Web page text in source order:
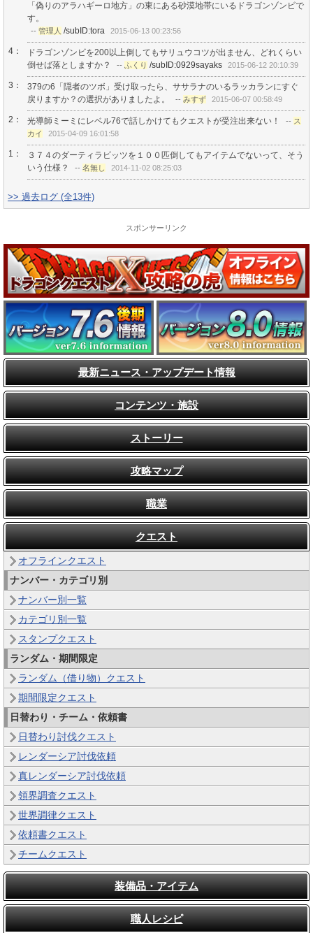
「偽りのアラハギーロ地方」の東にある砂漠地帯にいるドラゴンゾンビで
す。
-- 管理人 /subID:tora 2015-06-13 00:23:56
4：
ドラゴンゾンビを200以上倒してもサリュウコツが出ません、どれくらい
倒せば落としますか？
-- ふくり /subID:0929sayaks 2015-06-12 20:10:39
3：
379の6「隠者のツボ」受け取ったら、ササラナのいるラッカランにすぐ
戻りますか？の選択がありましたよ。
-- みすず 2015-06-07 00:58:49
2： 光導師ミーミにレベル76で話しかけてもクエストが受注出来ない！ -- ス
カイ
2015-04-09 16:01:58
1：
３７４のダーティラビッツを１００匹倒してもアイテムでないって、そう
いう仕様？
-- 名無し 2014-11-02 08:25:03
>> 過去ログ (全13件)
スポンサーリンク
最新ニュース・アップデート情報
コンテンツ・施設
ストーリー
攻略マップ
職業
クエスト
オフラインクエスト
ナンバー・カテゴリ別
ナンバー別一覧
カテゴリ別一覧
スタンプクエスト
ランダム・期間限定
ランダム（借り物）クエスト
期間限定クエスト
日替わり・チーム・依頼書
日替わり討伐クエスト
レンダーシア討伐依頼
真レンダーシア討伐依頼
領界調査クエスト
世界調律クエスト
依頼書クエスト
チームクエスト
装備品・アイテム
職人レシピ